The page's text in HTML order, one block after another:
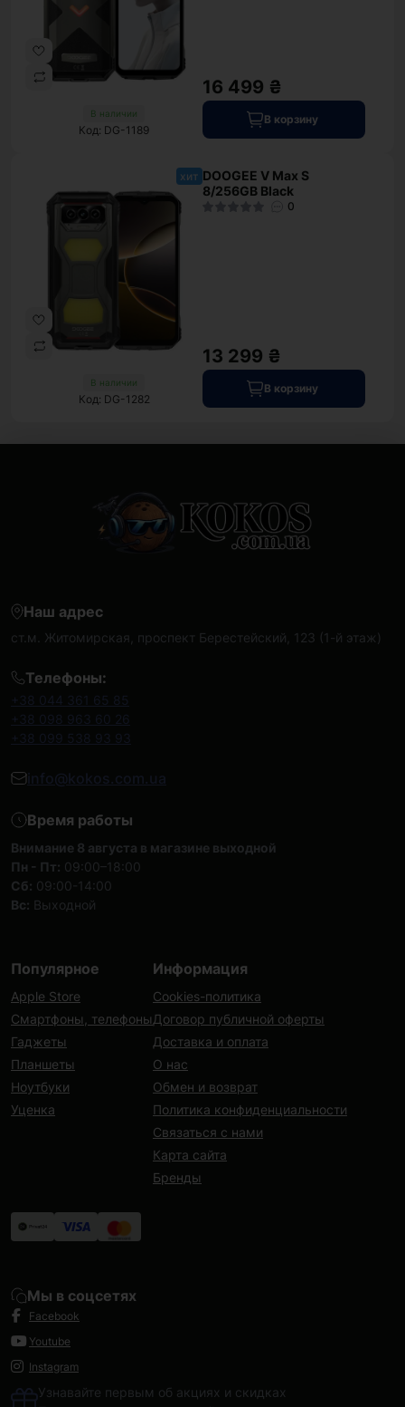
В наличии
Код: DG-1189
16 499 ₴
В корзину
хит
В наличии
Код: DG-1282
DOOGEE V Max S
8/256GB Black
0
13 299 ₴
В корзину
Наш адрес
ст.м. Житомирская, проспект Берестейский, 123 (1-й этаж)
Телефоны:
+38 044 361 65 85
+38 098 963 60 26
+38 099 538 93 93
info@kokos.com.ua
Время работы
Внимание 8 августа в магазине выходной
Пн - Пт: 09:00–18:00
Сб: 09:00-14:00
Вс: Выходной
Популярное
Apple Store
Смартфоны, телефоны
Гаджеты
Планшеты
Ноутбуки
Уценка
Информация
Cookies-политика
Договор публичной оферты
Доставка и оплата
О нас
Обмен и возврат
Политика конфиденциальности
Связаться с нами
Карта сайта
Бренды
Мы в соцсетях
Facebook
Youtube
Instagram
Узнавайте первым об акциях и скидках